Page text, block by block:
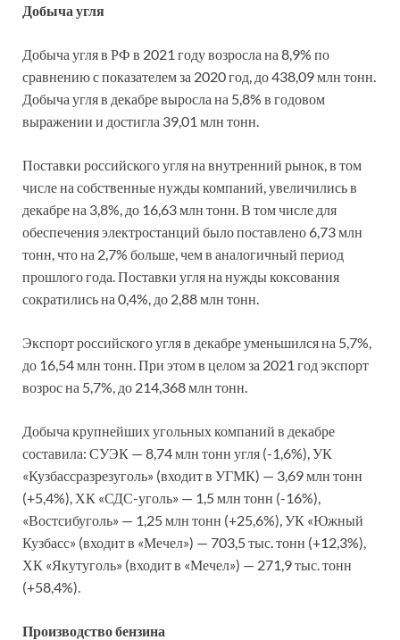
Добыча угля
Добыча угля в РФ в 2021 году возросла на 8,9% по
сравнению с показателем за 2020 год, до 438,09 млн тонн.
Добыча угля в декабре выросла на 5,8% в годовом
выражении и достигла 39,01 млн тонн.
Поставки российского угля на внутренний рынок, в том
числе на собственные нужды компаний, увеличились в
декабре на 3,8%, до 16,63 млн тонн. В том числе для
обеспечения электростанций было поставлено 6,73 млн
тонн, что на 2,7% больше, чем в аналогичный период
прошлого года. Поставки угля на нужды коксования
сократились на 0,4%, до 2,88 млн тонн.
Экспорт российского угля в декабре уменьшился на 5,7%,
до 16,54 млн тонн. При этом в целом за 2021 год экспорт
возрос на 5,7%, до 214,368 млн тонн.
Добыча крупнейших угольных компаний в декабре
составила: СУЭК — 8,74 млн тонн угля (-1,6%), УК
«Кузбассразрезуголь» (входит в УГМК) — 3,69 млн тонн
(+5,4%), ХК «СДС-уголь» — 1,5 млн тонн (-16%),
«Востсибуголь» — 1,25 млн тонн (+25,6%), УК «Южный
Кузбасс» (входит в «Мечел») — 703,5 тыс. тонн (+12,3%),
ХК «Якутуголь» (входит в «Мечел») — 271,9 тыс. тонн
(+58,4%).
Производство бензина